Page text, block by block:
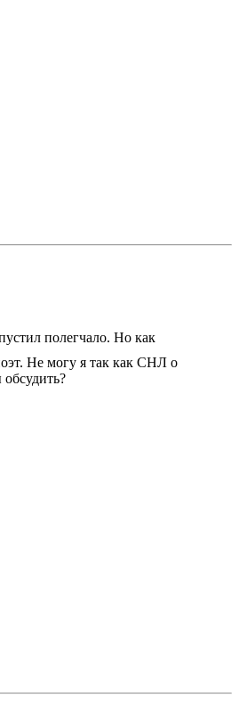
полегчало. Но как
Не могу я так как СНЛ о